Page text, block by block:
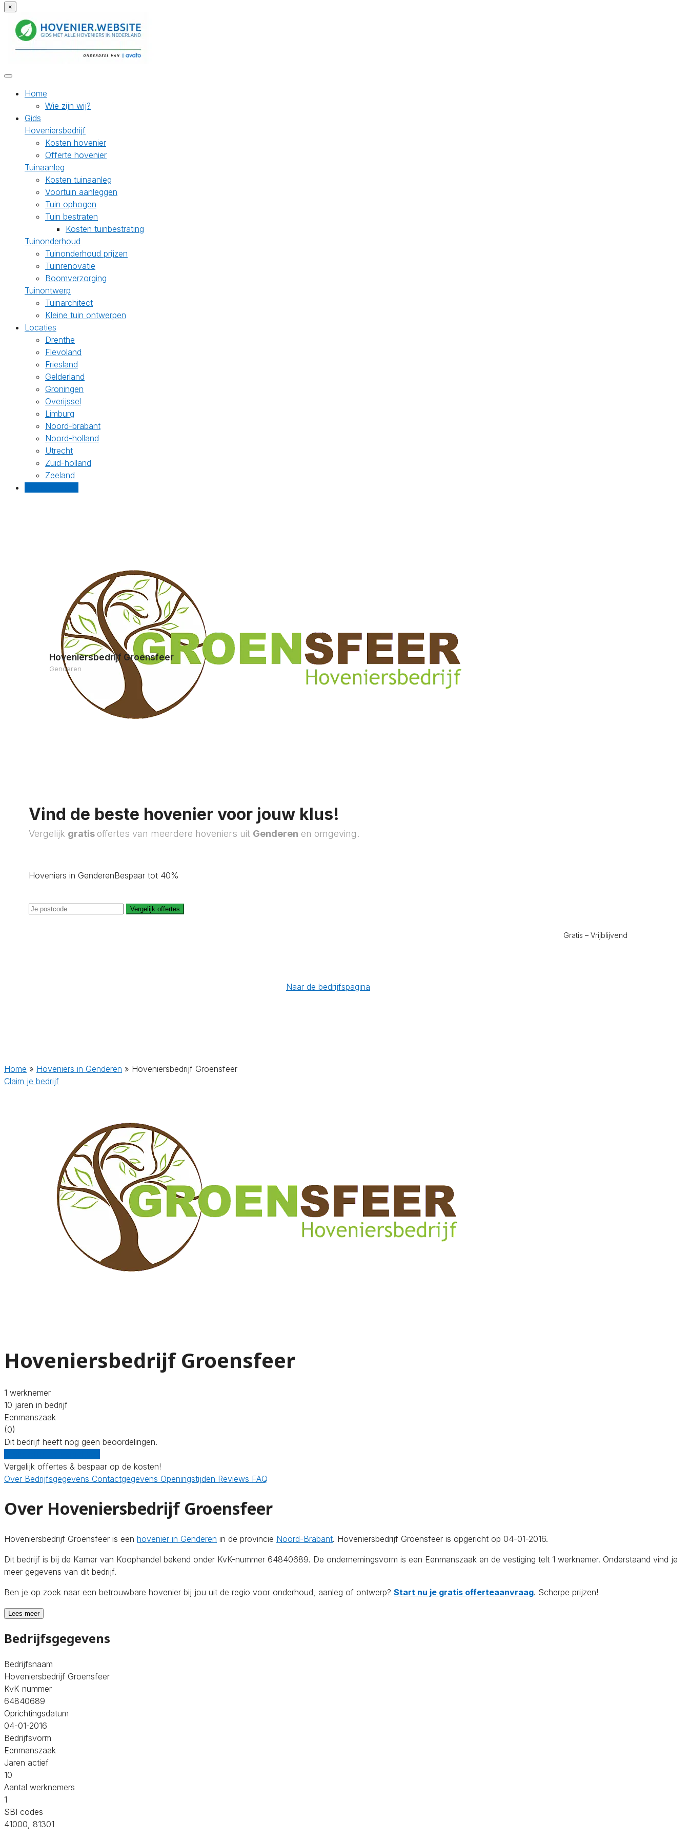
×
Home
Wie zijn wij?
Gids
Hoveniersbedrijf
Kosten hovenier
Offerte hovenier
Tuinaanleg
Kosten tuinaanleg
Voortuin aanleggen
Tuin ophogen
Tuin bestraten
Kosten tuinbestrating
Tuinonderhoud
Tuinonderhoud prijzen
Tuinrenovatie
Boomverzorging
Tuinontwerp
Tuinarchitect
Kleine tuin ontwerpen
Locaties
Drenthe
Flevoland
Friesland
Gelderland
Groningen
Overijssel
Limburg
Noord-brabant
Noord-holland
Utrecht
Zuid-holland
Zeeland
Hoveniersbedrijf Groensfeer
Genderen
Vind de beste hovenier voor jouw klus!
Vergelijk gratis offertes van meerdere hoveniers uit Genderen en omgeving.
Hoveniers in GenderenBespaar tot 40%
Vergelijk offertes
Gratis – Vrijblijvend
Naar de bedrijfspagina
Home » Hoveniers in Genderen » Hoveniersbedrijf Groensfeer
Claim je bedrijf
Hoveniersbedrijf Groensfeer
1 werknemer
10 jaren in bedrijf
Eenmanszaak
(0)
Dit bedrijf heeft nog geen beoordelingen.
Vergelijk offertes & bespaar op de kosten!
Over Bedrijfsgegevens Contactgegevens Openingstijden Reviews FAQ
Over Hoveniersbedrijf Groensfeer
Hoveniersbedrijf Groensfeer is een hovenier in Genderen in de provincie Noord-Brabant. Hoveniersbedrijf Groensfeer is opgericht op 04-01-2016.
Dit bedrijf is bij de Kamer van Koophandel bekend onder KvK-nummer 64840689. De ondernemingsvorm is een Eenmanszaak en de vestiging telt 1 werknemer. Onderstaand vind je
meer gegevens van dit bedrijf.
Ben je op zoek naar een betrouwbare hovenier bij jou uit de regio voor onderhoud, aanleg of ontwerp? Start nu je gratis offerteaanvraag. Scherpe prijzen!
Lees meer
Bedrijfsgegevens
Bedrijfsnaam
Hoveniersbedrijf Groensfeer
KvK nummer
64840689
Oprichtingsdatum
04-01-2016
Bedrijfsvorm
Eenmanszaak
Jaren actief
10
Aantal werknemers
1
SBI codes
41000, 81301